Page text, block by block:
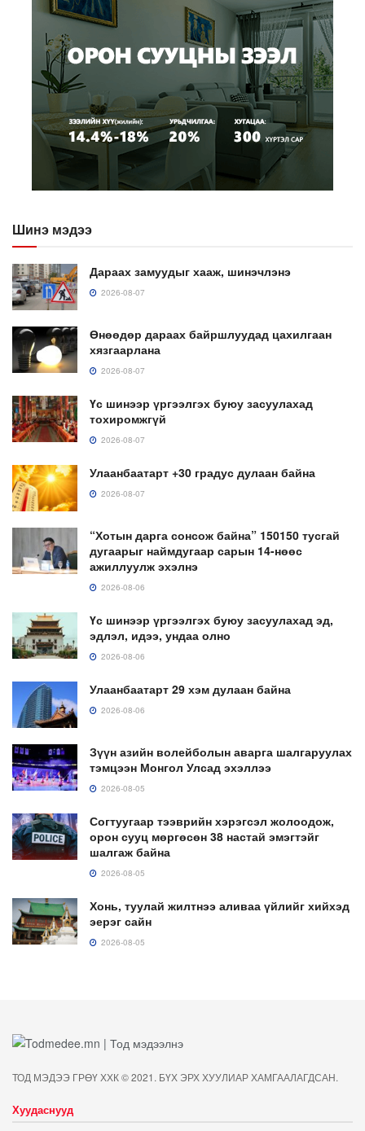
Шинэ мэдээ
Дараах замуудыг хааж, шинэчлэнэ
2026-08-07
Өнөөдөр дараах байршлуудад цахилгаан
хязгаарлана
2026-08-07
Үс шинээр үргээлгэх буюу засуулахад
тохиромжгүй
2026-08-07
Улаанбаатарт +30 градус дулаан байна
2026-08-07
“Хотын дарга сонсож байна” 150150 тусгай
дугаарыг наймдугаар сарын 14-нөөс
ажиллуулж эхэлнэ
2026-08-06
Үс шинээр үргээлгэх буюу засуулахад эд,
эдлэл, идээ, ундаа олно
2026-08-06
Улаанбаатарт 29 хэм дулаан байна
2026-08-06
Зүүн азийн волейболын аварга шалгаруулах
тэмцээн Монгол Улсад эхэллээ
2026-08-05
Согтуугаар тээврийн хэрэгсэл жолоодож,
орон сууц мөргөсөн 38 настай эмэгтэйг
шалгаж байна
2026-08-05
Хонь, туулай жилтнээ аливаа үйлийг хийхэд
эерэг сайн
2026-08-05
ТОД МЭДЭЭ ГРӨҮ ХХК © 2021. БҮХ ЭРХ ХУУЛИАР ХАМГААЛАГДСАН.
Хуудаснууд